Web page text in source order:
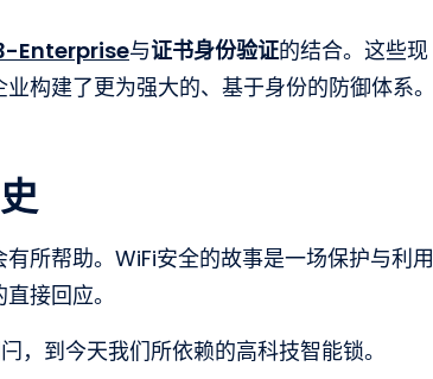
Enterprise与证书身份验证的结合。这些现
构建了更为强大的、基于身份的防御体系。
所帮助。WiFi安全的故事是一场保护与利用
接回应。
到今天我们所依赖的高科技智能锁。